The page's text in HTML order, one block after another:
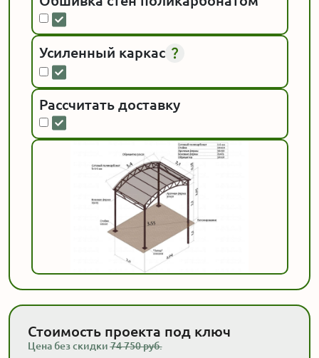
Усиленный каркас
Рассчитать доставку
Стоимость проекта под ключ
Цена без скидки74 750руб.